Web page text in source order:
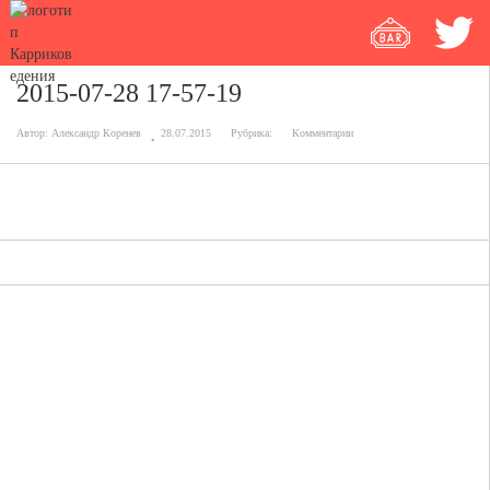
2015-07-28 17-57-19
Автор: Александр Коренев 28.07.2015 Рубрика: Комментарии